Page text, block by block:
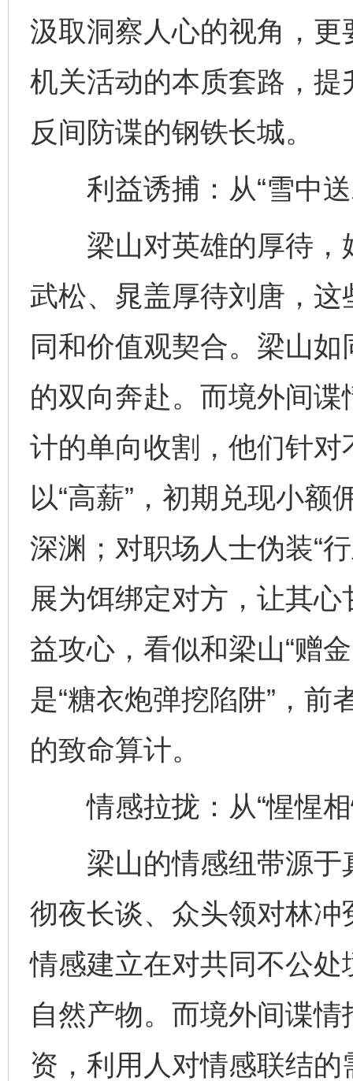
汲取洞察人心的视角，
机关活动的本质套路，
反间防谍的钢铁长城。
利益诱捕：从“雪中送
梁山对英雄的厚待，
武松、晁盖厚待刘唐，
同和价值观契合。梁山
的双向奔赴。而境外间
计的单向收割，他们针
以“高薪”，初期兑现小
深渊；对职场人士伪装“
展为饵绑定对方，让其
益攻心，看似和梁山“赠
是“糖衣炮弹挖陷阱”，
的致命算计。
情感拉拢：从“惺惺相
梁山的情感纽带源于
彻夜长谈、众头领对林
情感建立在对共同不公
自然产物。而境外间谍
资，利用人对情感联结的